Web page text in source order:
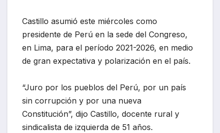
Castillo asumió este miércoles como
presidente de Perú en la sede del Congreso,
en Lima, para el período 2021-2026, en medio
de gran expectativa y polarización en el país.
“Juro por los pueblos del Perú, por un país
sin corrupción y por una nueva
Constitución”, dijo Castillo, docente rural y
sindicalista de izquierda de 51 años.